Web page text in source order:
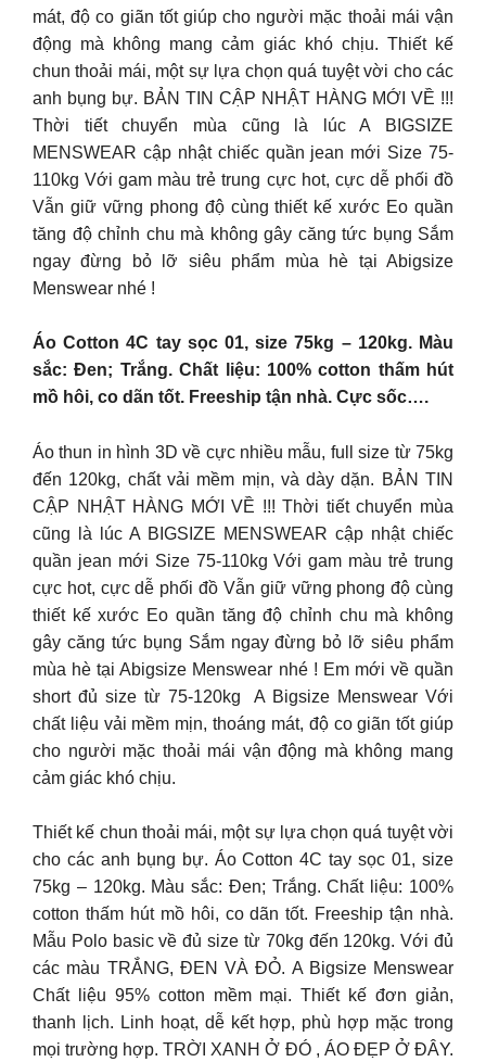
mát, độ co giãn tốt giúp cho người mặc thoải mái vận
động mà không mang cảm giác khó chịu. Thiết kế
chun thoải mái, một sự lựa chọn quá tuyệt vời cho các
anh bụng bự. BẢN TIN CẬP NHẬT HÀNG MỚI VỀ !!!
Thời tiết chuyển mùa cũng là lúc A BIGSIZE
MENSWEAR cập nhật chiếc quần jean mới Size 75-
110kg Với gam màu trẻ trung cực hot, cực dễ phối đồ
Vẫn giữ vững phong độ cùng thiết kế xước Eo quần
tăng độ chỉnh chu mà không gây căng tức bụng Sắm
ngay đừng bỏ lỡ siêu phẩm mùa hè tại Abigsize
Menswear nhé !
Áo Cotton 4C tay sọc 01, size 75kg – 120kg. Màu
sắc: Đen; Trắng. Chất liệu: 100% cotton thấm hút
mồ hôi, co dãn tốt. Freeship tận nhà. Cực sốc….
Áo thun in hình 3D về cực nhiều mẫu, full size từ 75kg
đến 120kg, chất vải mềm mịn, và dày dặn. BẢN TIN
CẬP NHẬT HÀNG MỚI VỀ !!! Thời tiết chuyển mùa
cũng là lúc A BIGSIZE MENSWEAR cập nhật chiếc
quần jean mới Size 75-110kg Với gam màu trẻ trung
cực hot, cực dễ phối đồ Vẫn giữ vững phong độ cùng
thiết kế xước Eo quần tăng độ chỉnh chu mà không
gây căng tức bụng Sắm ngay đừng bỏ lỡ siêu phẩm
mùa hè tại Abigsize Menswear nhé ! Em mới về quần
short đủ size từ 75-120kg A Bigsize Menswear Với
chất liệu vải mềm mịn, thoáng mát, độ co giãn tốt giúp
cho người mặc thoải mái vận động mà không mang
cảm giác khó chịu.
Thiết kế chun thoải mái, một sự lựa chọn quá tuyệt vời
cho các anh bụng bự. Áo Cotton 4C tay sọc 01, size
75kg – 120kg. Màu sắc: Đen; Trắng. Chất liệu: 100%
cotton thấm hút mồ hôi, co dãn tốt. Freeship tận nhà.
Mẫu Polo basic về đủ size từ 70kg đến 120kg. Với đủ
các màu TRẮNG, ĐEN VÀ ĐỎ. A Bigsize Menswear
Chất liệu 95% cotton mềm mại. Thiết kế đơn giản,
thanh lịch. Linh hoạt, dễ kết hợp, phù hợp mặc trong
mọi trường hợp. TRỜI XANH Ở ĐÓ , ÁO ĐẸP Ở ĐÂY.